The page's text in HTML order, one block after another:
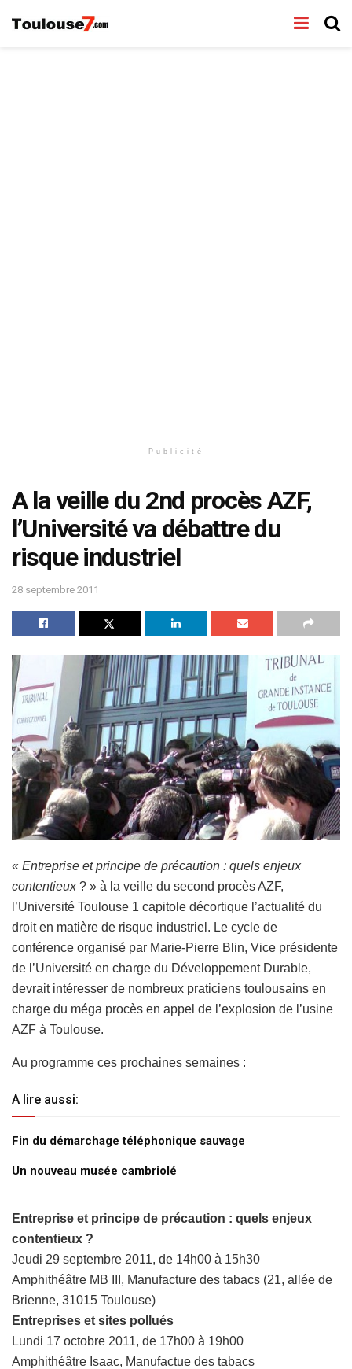
Publicité
A la veille du 2nd procès AZF,
l’Université va débattre du
risque industriel
28 septembre 2011
« Entreprise et principe de précaution : quels enjeux
contentieux? » à la veille du second procès AZF,
l’Université Toulouse 1 capitole décortique l’actualité du
droit en matière de risque industriel. Le cycle de
conférence organisé par Marie-Pierre Blin, Vice présidente
de l’Université en charge du Développement Durable,
devrait intéresser de nombreux praticiens toulousains en
charge du méga procès en appel de l’explosion de l’usine
AZF à Toulouse.
Au programme ces prochaines semaines :
A lire aussi:
Fin du démarchage téléphonique sauvage
Un nouveau musée cambriolé
Entreprise et principe de précaution : quels enjeux
contentieux ?
Jeudi 29 septembre 2011, de 14h00 à 15h30
Amphithéâtre MB III, Manufacture des tabacs (21, allée de
Brienne, 31015 Toulouse)
Entreprises et sites pollués
Lundi 17 octobre 2011, de 17h00 à 19h00
Amphithéâtre Isaac, Manufactue des tabacs